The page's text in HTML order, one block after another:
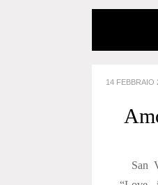
14 FEBBRAIO
San